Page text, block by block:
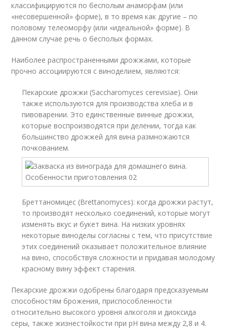
классифицируются по бесполым анаморфам (или
«несовершенной» форме), в то время как другие – по
половому телеоморфу (или «идеальной» форме). В
данном случае речь о бесполых формах.
Наиболее распространенными дрожжами, которые
прочно ассоциируются с виноделием, являются:
Пекарские дрожжи (Saccharomyces cerevisiae). Они
также используются для производства хлеба и в
пивоварении. Это единственные винные дрожжи,
которые воспроизводятся при делении, тогда как
большинство дрожжей для вина размножаются
почкованием.
Бреттаномицес (Brettanomyces): когда дрожжи растут,
то производят несколько соединений, которые могут
изменять вкус и букет вина. На низких уровнях
некоторые виноделы согласны с тем, что присутствие
этих соединений оказывает положительное влияние
на вино, способствуя сложности и придавая молодому
красному вину эффект старения.
Пекарские дрожжи одобрены благодаря предсказуемым
способностям брожения, приспособленности
относительно высокого уровня алкоголя и диоксида
серы, также жизнестойкости при рН вина между 2,8 и 4.